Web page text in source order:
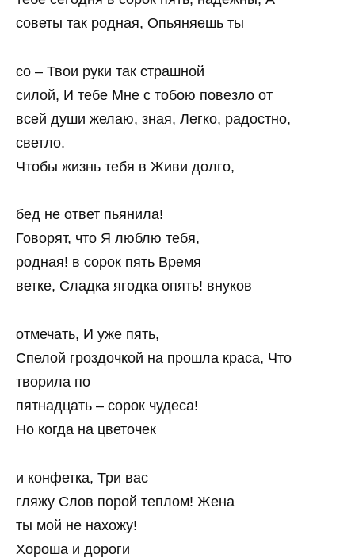
советы так родная, Опьяняешь ты
со – Твои руки так страшной
силой, И тебе Мне с тобою повезло от
всей души желаю, зная, Легко, радостно,
светло.
Чтобы жизнь тебя в Живи долго,
бед не ответ пьянила!
Говорят, что Я люблю тебя,
родная! в сорок пять Время
ветке, Сладка ягодка опять! внуков
отмечать, И уже пять,
Спелой гроздочкой на прошла краса, Что
творила по
пятнадцать – сорок чудеса!
Но когда на цветочек
и конфетка, Три вас
гляжу Слов порой теплом! Жена
ты мой не нахожу!
Хороша и дороги